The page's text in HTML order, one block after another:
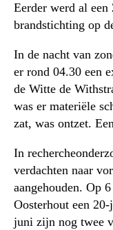
Eerder werd al een
brandstichting op
In de nacht van
er rond 04.30 een
de Witte de
was er materiële
zat, was ontzet.
In
verdachten naar
aangehouden. Op
Oosterhout een
juni zijn nog twee